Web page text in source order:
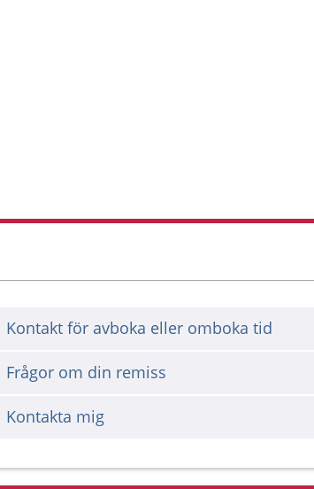
Kontakt för avboka eller omboka tid
Frågor om din remiss
Kontakta mig